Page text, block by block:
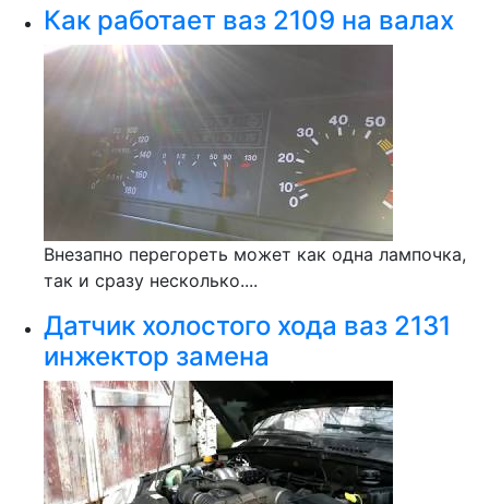
Как работает ваз 2109 на валах
Внезапно перегореть может как одна лампочка,
так и сразу несколько....
Датчик холостого хода ваз 2131
инжектор замена